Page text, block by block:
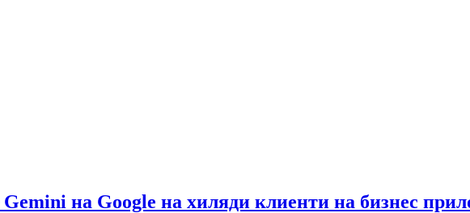
на Google на хиляди клиенти на бизнес